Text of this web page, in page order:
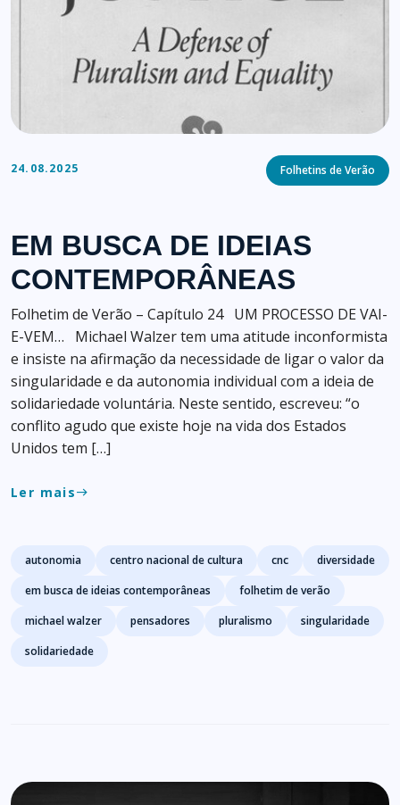
24.08.2025 Categories
Folhetins de Verão
EM BUSCA DE IDEIAS
CONTEMPORÂNEAS
Folhetim de Verão – Capítulo 24 UM PROCESSO DE VAI-
E-VEM… Michael Walzer tem uma atitude inconformista
e insiste na afirmação da necessidade de ligar o valor da
singularidade e da autonomia individual com a ideia de
solidariedade voluntária. Neste sentido, escreveu: “o
conflito agudo que existe hoje na vida dos Estados
Unidos tem […]
Ler maiseast
Tags
autonomia centro nacional de cultura cnc
diversidade
em busca de ideias contemporâneas
folhetim de verão
michael walzer
pensadores pluralismo
singularidade
solidariedade